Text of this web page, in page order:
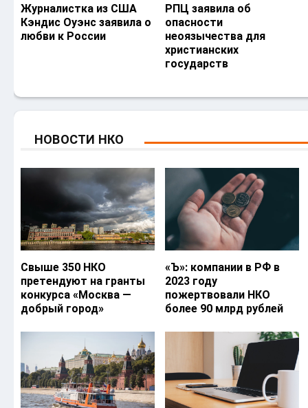
Журналистка из США
Кэндис Оуэнс заявила о
любви к России
РПЦ заявила об
опасности
неоязычества для
христианских
государств
НОВОСТИ НКО
Свыше 350 НКО
претендуют на гранты
конкурса «Москва —
добрый город»
«Ъ‎»: компании в РФ в
2023 году
пожертвовали НКО
более 90 млрд рублей